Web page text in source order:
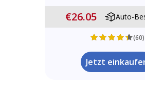
€26.05 Auto-
(60)
Jetzt